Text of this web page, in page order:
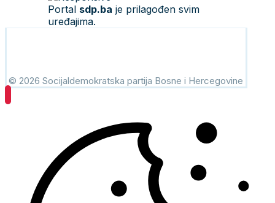
Portal sdp.ba je prilagođen svim
uređajima.
© 2026 Socijaldemokratska partija Bosne i Hercegovine